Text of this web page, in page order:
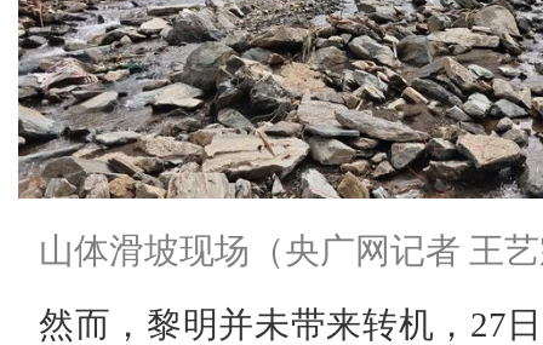
山体滑坡现场（央广网记者 王
然而，黎明并未带来转机，27